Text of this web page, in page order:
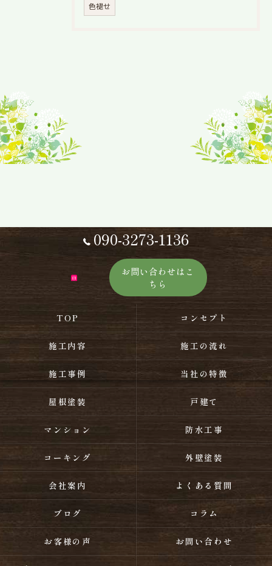
色褪せ
090-3273-1136
お問い合わせはこ
ちら
TOP コンセプト
施工内容 施工の流れ
施工事例 当社の特徴
屋根塗装 戸建て
マンション 防水工事
コーキング 外壁塗装
会社案内 よくある質問
ブログ コラム
お客様の声 お問い合わせ